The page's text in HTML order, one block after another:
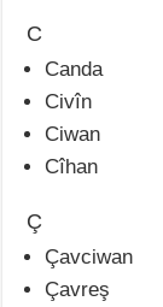
C
Canda
Civîn
Ciwan
Cîhan
Ç
Çavciwan
Çavreş